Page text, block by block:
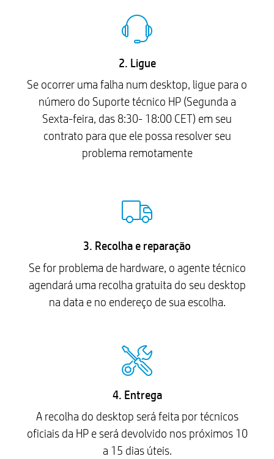
2. Ligue
Se ocorrer uma falha num desktop, ligue para o
número do Suporte técnico HP (Segunda a
Sexta-feira, das 8:30- 18:00 CET) em seu
contrato para que ele possa resolver seu
problema remotamente
3. Recolha e reparação
Se for problema de hardware, o agente técnico
agendará uma recolha gratuita do seu desktop
na data e no endereço de sua escolha.
4. Entrega
A recolha do desktop será feita por técnicos
oficiais da HP e será devolvido nos próximos 10
a 15 dias úteis.